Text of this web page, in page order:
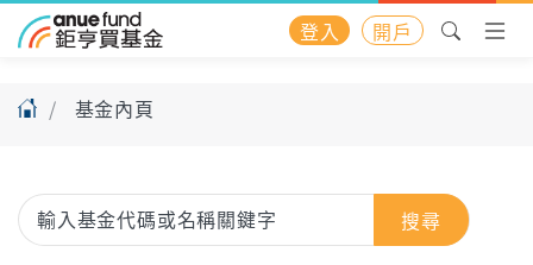
登入 開戶
基金內頁
搜尋